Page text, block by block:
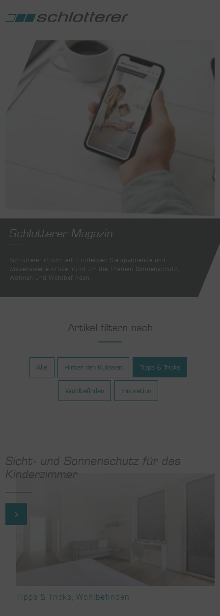
Schlotterer Magazin
Schlotterer informiert: Entdecken Sie spannende und
wissenswerte Artikel rund um die Themen Sonnenschutz,
Wohnen und Wohlbefinden.
Artikel filtern nach
Alle Hinter den Kulissen Tipps & Tricks
Wohlbefinden Innovation
Tipps & Tricks, Wohlbefinden
Sicht- und Sonnenschutz für das
Kinderzimmer